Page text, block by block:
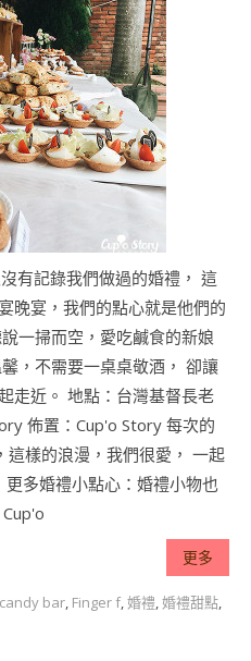
有記錄我們做過的婚禮， 這
晚宴，我們的點心就是他們的
一掃而空，愛吃鹹食的新娘
，不需要一桌桌敬酒， 卻讓
走近。 地點：台灣基督長老
佈置：Cup'o Story 每次的
這樣的浪漫，我們很愛， 一起
多婚禮小點心：婚禮小物也
更多
candy bar, Finger f,婚禮,婚禮甜點,